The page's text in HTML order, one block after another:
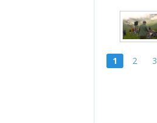
1 2 3